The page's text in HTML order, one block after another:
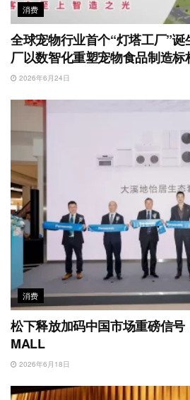
消费
全球宠物行业首个“灯塔工厂”
厂以数智化重塑宠物食品制造标
2026年6月24日
消费
松下释放加码中国市场重磅信
MALL
2026年6月18日